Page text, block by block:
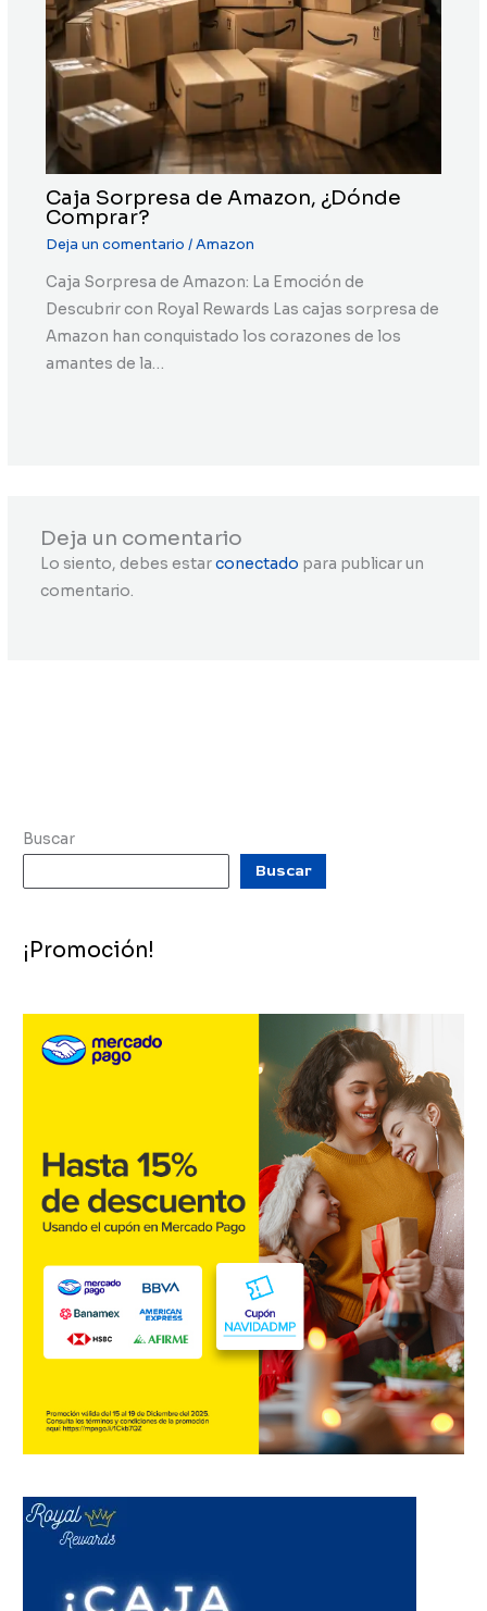
Caja Sorpresa de Amazon, ¿Dónde
Comprar?
Deja un comentario /Amazon
Caja Sorpresa de Amazon: La Emoción de
Descubrir con Royal Rewards Las cajas sorpresa de
Amazon han conquistado los corazones de los
amantes de la…
Deja un comentario
Lo siento, debes estarconectado para publicar un
comentario.
Buscar
Buscar
¡Promoción!